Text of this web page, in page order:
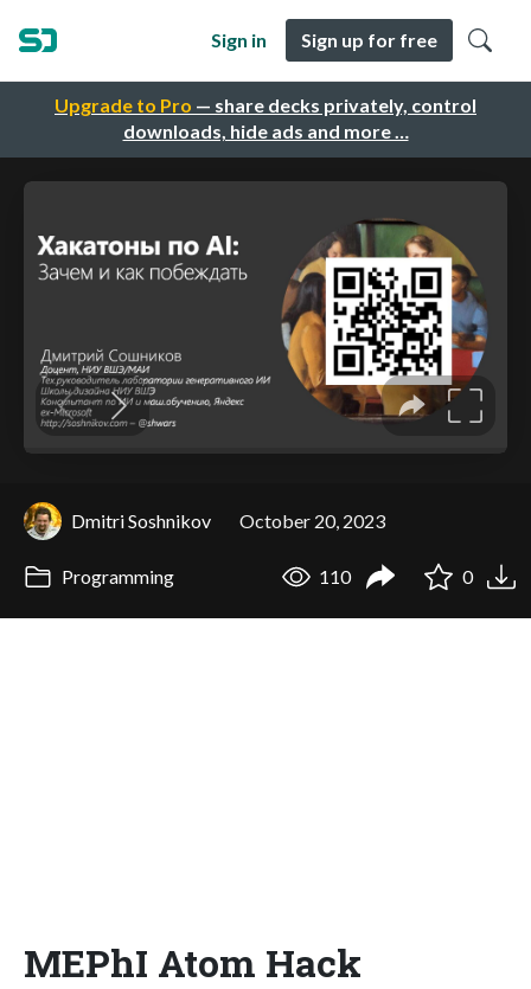
Upgrade to Pro — share decks privately, control
downloads, hide ads and more …
Sign in Sign up for free
Dmitri Soshnikov October 20, 2023
Programming 110 0
MEPhI Atom Hack